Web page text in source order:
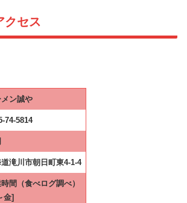
クセス
メン誠や
74-5814
滝川市朝日町東4-1-4
間（食べログ調べ）
金]